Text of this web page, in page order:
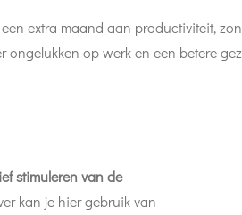
extra maand aan productiviteit,
op werk en een betere
stimuleren van de
kan je hier gebruik van